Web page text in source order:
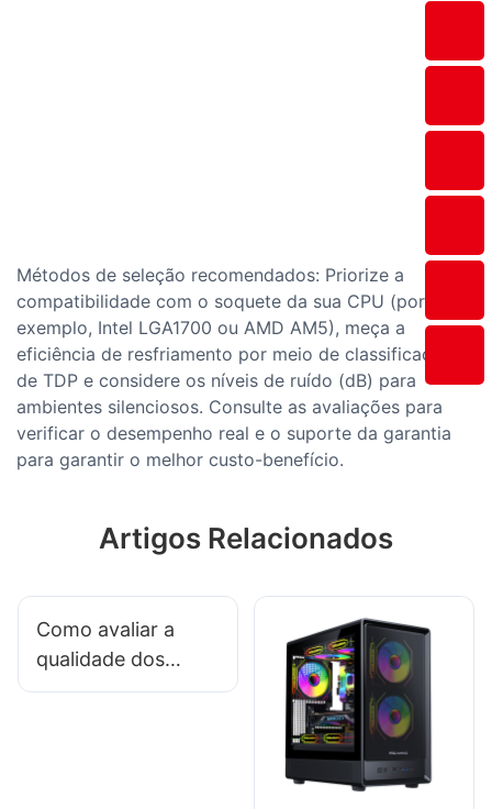
Métodos de seleção recomendados: Priorize a
compatibilidade com o soquete da sua CPU (por
exemplo, Intel LGA1700 ou AMD AM5), meça a
eficiência de resfriamento por meio de classificações
de TDP e considere os níveis de ruído (dB) para
ambientes silenciosos. Consulte as avaliações para
verificar o desempenho real e o suporte da garantia
para garantir o melhor custo-benefício.
Artigos Relacionados
Como avaliar a
qualidade dos
acessórios gamer